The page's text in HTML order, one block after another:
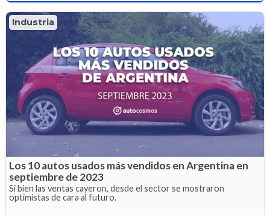
Industria
Los 10 autos usados más vendidos en Argentina en
septiembre de 2023
Si bien las ventas cayeron, desde el sector se mostraron
optimistas de cara al futuro.